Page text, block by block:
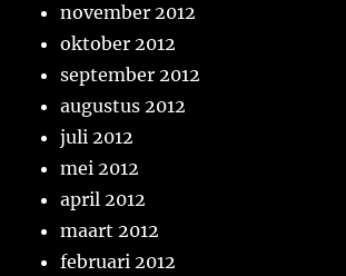
november 2012
oktober 2012
september 2012
augustus 2012
juli 2012
mei 2012
april 2012
maart 2012
februari 2012